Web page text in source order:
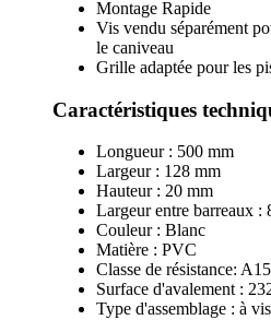
Montage Rapide
Vis vendu séparément
le caniveau
Grille adaptée pour les
Caractéristiques
Longueur : 500 mm
Largeur : 128 mm
Hauteur : 20 mm
Largeur entre barreaux :
Couleur : Blanc
Matière : PVC
Classe de résistance: A15
Surface d'avalement :
Type d'assemblage : à